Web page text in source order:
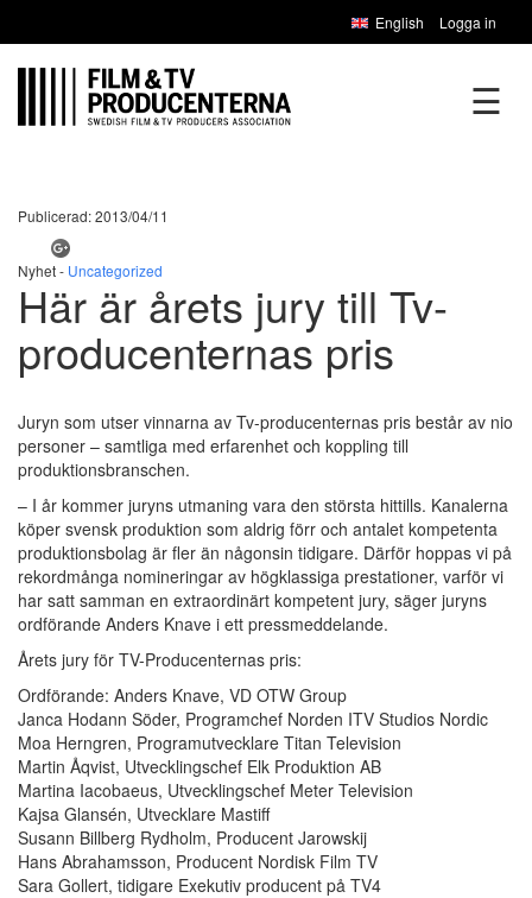
English Logga in
☰
Publicerad: 2013/04/11
Nyhet - Uncategorized
Här är årets jury till Tv-
producenternas pris
Juryn som utser vinnarna av Tv-producenternas pris består av nio
personer – samtliga med erfarenhet och koppling till
produktionsbranschen.
– I år kommer juryns utmaning vara den största hittills. Kanalerna
köper svensk produktion som aldrig förr och antalet kompetenta
produktionsbolag är fler än någonsin tidigare. Därför hoppas vi på
rekordmånga nomineringar av högklassiga prestationer, varför vi
har satt samman en extraordinärt kompetent jury, säger juryns
ordförande Anders Knave i ett pressmeddelande.
Årets jury för TV-Producenternas pris:
Ordförande: Anders Knave, VD OTW Group
Janca Hodann Söder, Programchef Norden ITV Studios Nordic
Moa Herngren, Programutvecklare Titan Television
Martin Åqvist, Utvecklingschef Elk Produktion AB
Martina Iacobaeus, Utvecklingschef Meter Television
Kajsa Glansén, Utvecklare Mastiff
Susann Billberg Rydholm, Producent Jarowskij
Hans Abrahamsson, Producent Nordisk Film TV
Sara Gollert, tidigare Exekutiv producent på TV4